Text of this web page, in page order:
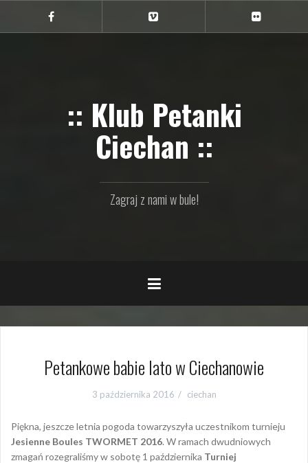
treści
Ciechan
na
na
na
:: Klub Petanki
Ciechan ::
Zagraj z nami w bule!
Petankowe babie lato w Ciechanowie
3 października 2016 ciechan
Piękna, jeszcze letnia pogoda towarzyszyła uczestnikom turnieju
Jesienne Boules TWORMET 2016. W ramach dwudniowych
zmagań rozegraliśmy w sobotę 1 października Turniej